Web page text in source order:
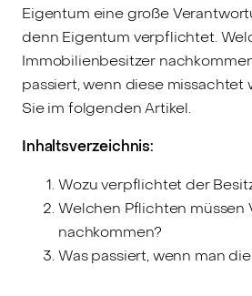
Eigentum eine große
denn Eigentum verpflichtet.
Immobilienbesitzer
passiert, wenn diese missachtet
Sie im folgenden Artikel.
Inhaltsverzeichnis:
Wozu verpflichtet der
Welchen Pflichten müssen
nachkommen?
Was passiert, wenn man